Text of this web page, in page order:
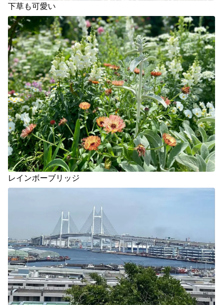
下草も可愛い
レインボーブリッジ